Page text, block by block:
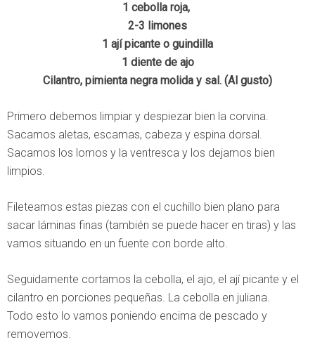
1 cebolla roja,
2-3 limones
1 ají picante o guindilla
1 diente de ajo
Cilantro, pimienta negra molida y sal. (Al gusto)
Primero debemos limpiar y despiezar bien la corvina.
Sacamos aletas, escamas, cabeza y espina dorsal.
Sacamos los lomos y la ventresca y los dejamos bien
limpios.
Fileteamos estas piezas con el cuchillo bien plano para
sacar láminas finas (también se puede hacer en tiras) y las
vamos situando en un fuente con borde alto.
Seguidamente cortamos la cebolla, el ajo, el ají picante y el
cilantro en porciones pequeñas. La cebolla en juliana.
Todo esto lo vamos poniendo encima de pescado y
removemos.